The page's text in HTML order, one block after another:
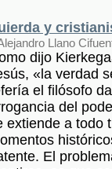
y
Llano
dijo
«la verdad
el filósofo
del
extiende a todo
El